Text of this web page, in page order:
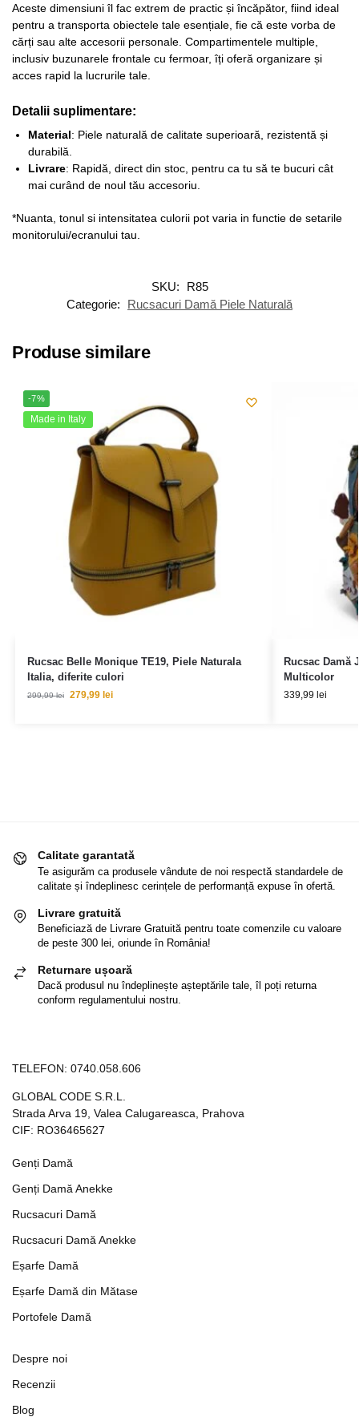
Aceste dimensiuni îl fac extrem de practic și încăpător, fiind ideal
pentru a transporta obiectele tale esențiale, fie că este vorba de
cărți sau alte accesorii personale. Compartimentele multiple,
inclusiv buzunarele frontale cu fermoar, îți oferă organizare și
acces rapid la lucrurile tale.
Detalii suplimentare:
Material: Piele naturală de calitate superioară, rezistentă și
durabilă.
Livrare: Rapidă, direct din stoc, pentru ca tu să te bucuri cât
mai curând de noul tău accesoriu.
*Nuanta, tonul si intensitatea culorii pot varia in functie de setarile
monitorului/ecranului tau.
SKU:
R85
Categorie:
Rucsacuri Damă Piele Naturală
Produse similare
-7%
Made in Italy
Rucsac Belle Monique TE19, Piele Naturala
Italia, diferite culori
299,99lei 279,99 lei
Rucsac Damă
Multicolor
339,99 lei
Calitate garantată
Te asigurăm ca produsele vândute de noi respectă standardele de
calitate și îndeplinesc cerințele de performanță expuse în ofertă.
Livrare gratuită
Beneficiază de Livrare Gratuită pentru toate comenzile cu valoare
de peste 300 lei, oriunde în România!
Returnare ușoară
Dacă produsul nu îndeplinește așteptările tale, îl poți returna
conform regulamentului nostru.
TELEFON: 0740.058.606
GLOBAL CODE S.R.L.
Strada Arva 19, Valea Calugareasca, Prahova
CIF: RO36465627
Genți Damă
Genți Damă Anekke
Rucsacuri Damă
Rucsacuri Damă Anekke
Eșarfe Damă
Eșarfe Damă din Mătase
Portofele Damă
Despre noi
Recenzii
Blog